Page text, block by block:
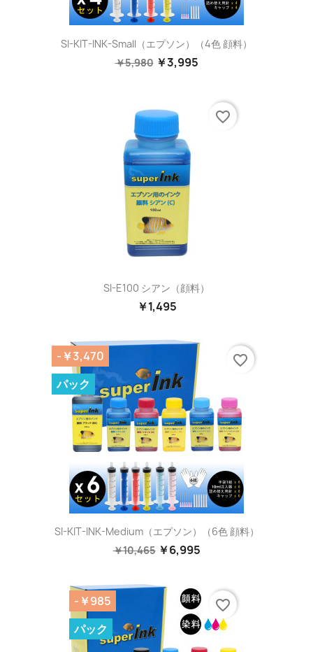
SI-KIT-INK-Small（エプソン）（4色 顔料）
￥5,980 ￥3,995
SI-E100 シアン（顔料）
￥1,495
favorite_border
SI-KIT-INK-Medium（エプソン）（6色 顔料）
￥10,465 ￥6,995
-￥3,470
パック
favorite_border
-￥985
パック
favorite_border